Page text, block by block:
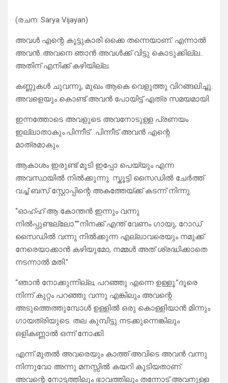
(രചന: Sarya Vijayan)
അവൾ എന്റെ കൂട്ടുകാരി ഒക്കെ തന്നെയാണ്. എന്നാൽ
അവൻ..അവനെ ഞാൻ അവൾക്ക് വിട്ടു കൊടുക്കില്ല..
അതിന് എനിക്ക് കഴിയില്ല.
കണ്ണുകൾ ചുവന്നു, മുഖം ആകെ വെളുത്തു വിറങ്ങലിച്ചു.
അവളെയും കൊണ്ട് അവൻ പോയിട്ട് എത്ര സമയമായി.
ഇന്നത്തോടെ അവളുടെ അവനോടുള്ള പ്രണയം
ഇല്ലാതാകും.പിന്നീട് ..പിന്നീട് അവൻ എന്റെ
മാത്രമാകും.
ആകാശം ഇരുണ്ട് മൂടി ഇപ്പോ പെയ്യും എന്ന
അവസ്ഥയിൽ നിൽക്കുന്നു. സ്കൂട്ടി സൈഡിൽ ചേർത്ത്
വച്ച് ബസ് സ്റ്റോപ്പിന്റെ അകത്തേയ്ക്ക് കടന്ന് നിന്നു.
“ഓഹ്ഹ് ആ കോന്തൻ ഇന്നും വന്നു
നിൽപ്പുണ്ടല്ലോ.””നിനക്ക് എന്ത് വേണം ഗായു, റോഡ്
സൈഡിൽ വന്നു നിൽക്കുന്ന എല്ലാവരെയും നമുക്ക്
നേരെയാക്കാൻ കഴിയുമോ, നമ്മൾ അത് ശ്രദ്ധിക്കാതെ
നടന്നാൽ മതി.”
“ഞാൻ നോക്കുന്നില്ല, പറഞ്ഞു എന്നെ ഉള്ളൂ.”ദൂരെ
നിന്ന് കുറ്റം പറഞ്ഞു വന്നു എങ്കിലും അവന്റെ
അടുത്തെത്തുമ്പോൾ ഉള്ളിൽ ഒരു കൊള്ളിയാൻ മിന്നും
ഗായത്രിയുടെ. തല കുമ്പിട്ടു നടക്കുന്നെങ്കിലും
ഒളികണ്ണാൽ ഒന്ന് നോക്കി.
എന്ന് മുതൽ അവരെയും കാത്ത് അവിടെ അവൻ വന്നു
നിന്നുവോ അന്നു മനസ്സിൽ കയറി കൂടിയതാണ്.
അവന്റെ നോട്ടത്തിലും ഭാവത്തിലും തന്നോട് അവനുള്ള